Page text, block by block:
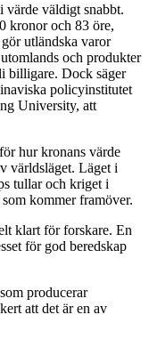
värde väldigt snabbt.
kronor och 83 öre,
utländska varor
och produkter
billigare. Dock säger
policyinstitutet
University, att
hur kronans värde
världsläget. Läget i
tullar och kriget i
kommer framöver.
klart för forskare. En
för god beredskap
producerar
att det är en av